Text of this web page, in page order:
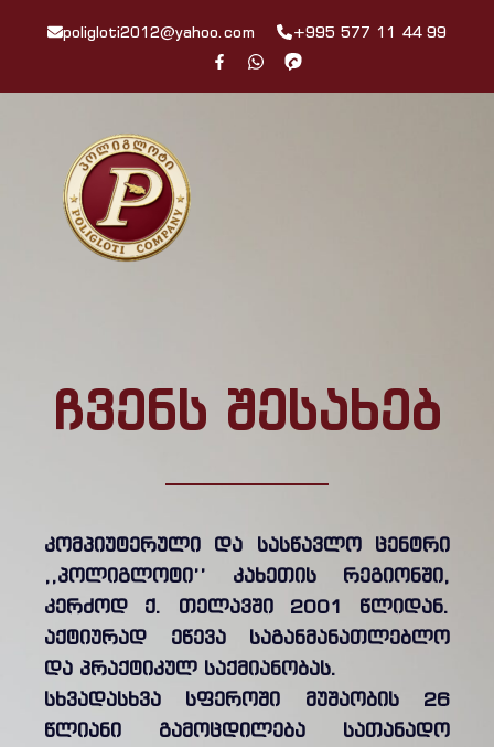
poligloti2012@yahoo.com +995 577 11 44 99
ჩვენს შესახებ
კომპიუტერული და სასწავლო ცენტრი
,,პოლიგლოტი’’ კახეთის რეგიონში,
კერძოდ ქ. თელავში 2001 წლიდან.
აქტიურად ეწევა საგანმანათლებლო
და პრაქტიკულ საქმიანობას.
სხვადასხვა სფეროში მუშაობის 26
წლიანი გამოცდილება სათანადო